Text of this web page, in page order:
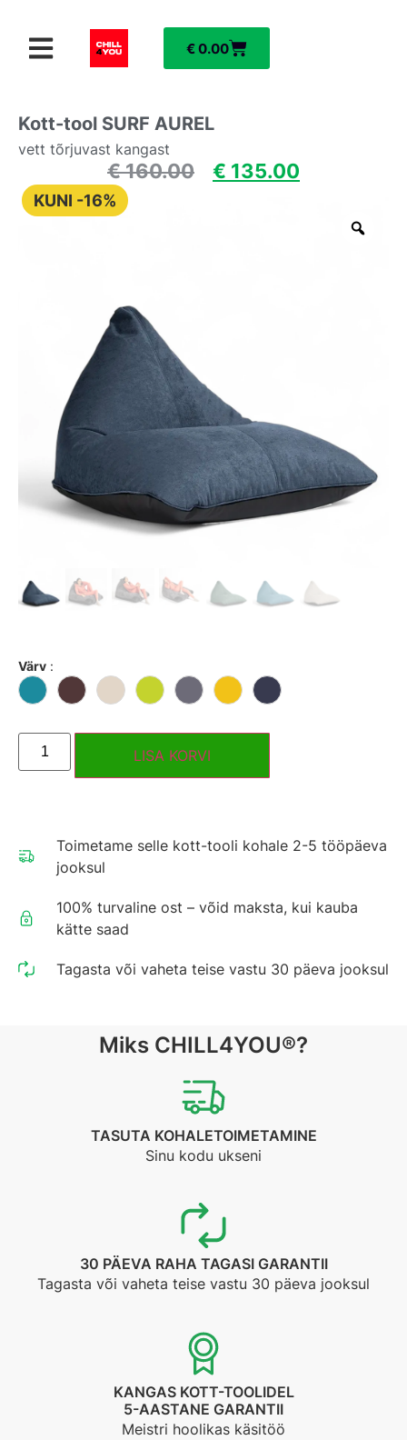
€0.00
Kott-tool SURF AUREL
vett tõrjuvast kangast
€160.00 € 135.00
KUNI -16%
Värv :
LISA KORVI
Toimetame selle kott-tooli kohale 2-5 tööpäeva
jooksul
100% turvaline ost – võid maksta, kui kauba
kätte saad
Tagasta või vaheta teise vastu 30 päeva jooksul
Miks CHILL4YOU®?
TASUTA KOHALETOIMETAMINE
Sinu kodu ukseni
30 PÄEVA RAHA TAGASI GARANTII
Tagasta või vaheta teise vastu 30 päeva jooksul
KANGAS KOTT-TOOLIDEL
5-AASTANE GARANTII
Meistri hoolikas käsitöö